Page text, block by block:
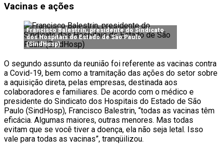
Vacinas e ações
Francisco Balestrin, presidente do Sindicato
dos Hospitais do Estado de São Paulo
(SindHosp)
O segundo assunto da reunião foi referente as vacinas contra
a Covid-19, bem como a tramitação das ações do setor sobre
a aquisição direta, pelas empresas, destinada aos
colaboradores e familiares. De acordo com o médico e
presidente do Sindicato dos Hospitais do Estado de São
Paulo (SindHosp), Francisco Balestrin, “todas as vacinas têm
eficácia. Algumas maiores, outras menores. Mas todas
evitam que se você tiver a doença, ela não seja letal. Isso
vale para todas as vacinas”, tranqüilizou.